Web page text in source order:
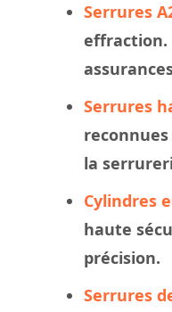
Serrures
effraction.
Serrures
la
Cylindres
haute
précision.
Serrures